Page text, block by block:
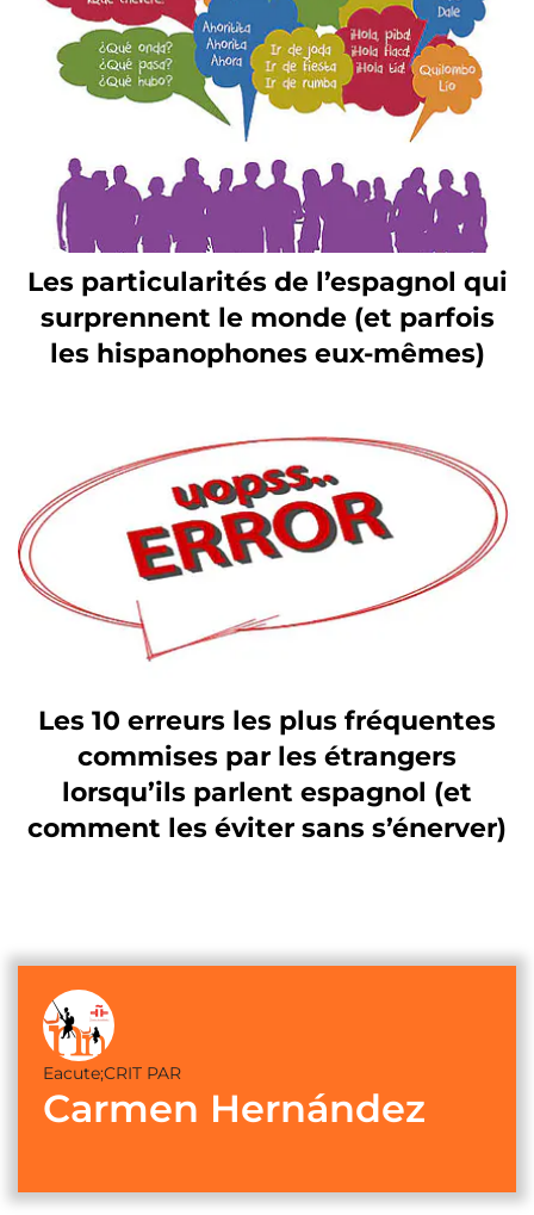
Les particularités de l’espagnol qui
surprennent le monde (et parfois
les hispanophones eux-mêmes)
Les 10 erreurs les plus fréquentes
commises par les étrangers
lorsqu’ils parlent espagnol (et
comment les éviter sans s’énerver)
Eacute;CRIT PAR
Carmen Hernández